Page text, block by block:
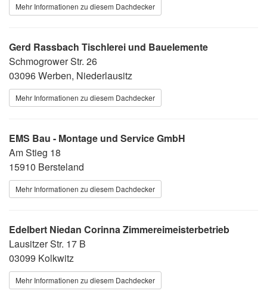
Mehr Informationen zu diesem Dachdecker
Gerd Rassbach Tischlerei und Bauelemente
Schmogrower Str. 26
03096 Werben, Niederlausitz
Mehr Informationen zu diesem Dachdecker
EMS Bau - Montage und Service GmbH
Am Stieg 18
15910 Bersteland
Mehr Informationen zu diesem Dachdecker
Edelbert Niedan Corinna Zimmereimeisterbetrieb
Lausitzer Str. 17 B
03099 Kolkwitz
Mehr Informationen zu diesem Dachdecker